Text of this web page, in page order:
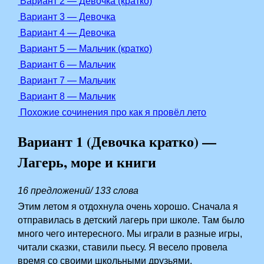
Вариант 3 — Девочка
Вариант 4 — Девочка
Вариант 5 — Мальчик (кратко)
Вариант 6 — Мальчик
Вариант 7 — Мальчик
Вариант 8 — Мальчик
Похожие сочинения про как я провёл лето
Вариант 1 (Девочка кратко) —
Лагерь, море и книги
16 предложений/ 133 слова
Этим летом я отдохнула очень хорошо. Сначала я
отправилась в детский лагерь при школе. Там было
много чего интересного. Мы играли в разные игры,
читали сказки, ставили пьесу. Я весело провела
время со своими школьными друзьями.